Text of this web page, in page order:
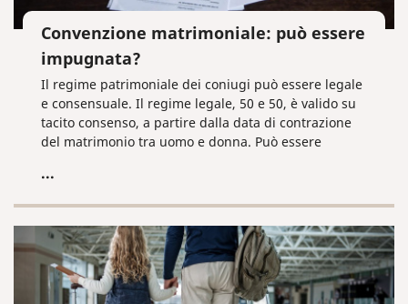
Convenzione matrimoniale: può essere
impugnata?
Il regime patrimoniale dei coniugi può essere legale
e consensuale. Il regime legale, 50 e 50, è valido su
tacito consenso, a partire dalla data di contrazione
del matrimonio tra uomo e donna. Può essere
prevedere, ad esempio, che i beni acquisiti durante
soldi del quale sono stati acquistati.
...